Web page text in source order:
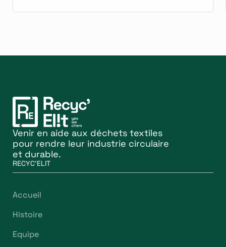
Venir en aide aux déchets textiles
pour rendre leur industrie circulaire
et durable.
RECYC'ELIT
Accueil
Histoire
Equipe